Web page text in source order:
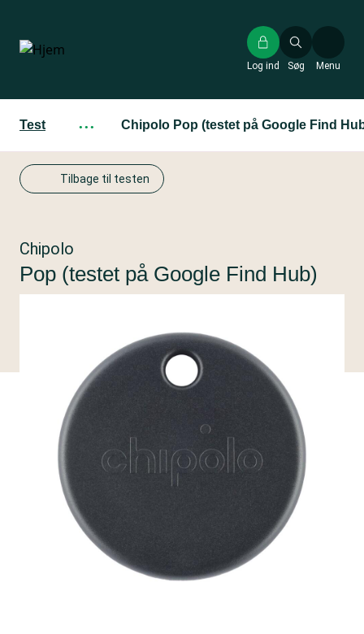
hovedindhold
Søg
Log ind Menu
Test ··· Chipolo Pop (testet på Google Find
Tilbage til testen
Chipolo
Pop (testet på Google Find Hub)